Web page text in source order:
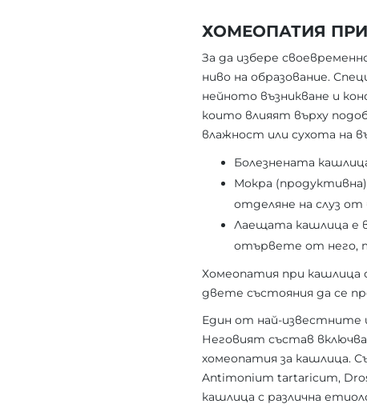
ХОМЕОПАТИЯ
За да избере
ниво на образование.
нейното възникване и
които влияят върху
влажност или сухота на
Болезнената
Мокра
отделяне на слуз
Лаещата кашлица е
отървете от него,
Хомеопатия при кашлица
двете състояния да се
Един от най-известните
Неговият състав
хомеопатия за кашлица.
Antimonium tartaricum,
кашлица с различна